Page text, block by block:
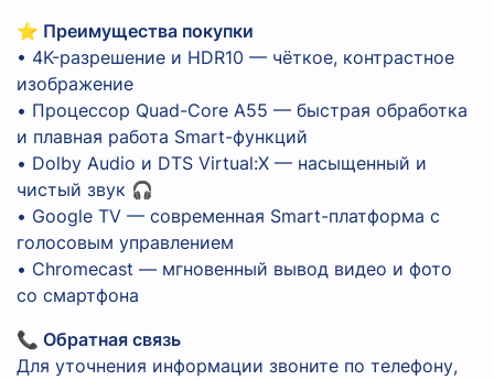
⭐ Преимущества покупки
• 4K-разрешение и HDR10 — чёткое, контрастное
изображение
• Процессор Quad-Core A55 — быстрая обработка
и плавная работа Smart-функций
• Dolby Audio и DTS Virtual:X — насыщенный и
чистый звук 🎧
• Google TV — современная Smart-платформа с
голосовым управлением
• Chromecast — мгновенный вывод видео и фото
со смартфона
📞 Обратная связь
Для уточнения информации звоните по телефону,